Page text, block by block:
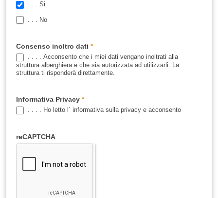
. . . Si
. . . No
Consenso inoltro dati*
. . . . Acconsento che i miei dati vengano inoltrati alla
struttura alberghiera e che sia autorizzata ad utilizzarli. La
struttura ti risponderà direttamente.
Informativa Privacy*
. . . . Ho letto l´ informativa sulla privacy e acconsento
reCAPTCHA